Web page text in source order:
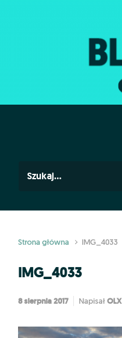
Strona główna IMG_4033
IMG_4033
8 sierpnia 2017 Napisał OLX